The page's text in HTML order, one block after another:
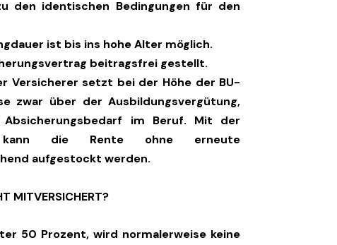
den identischen Bedingungen für den
ist bis ins hohe Alter möglich.
beitragsfrei gestellt.
Versicherer setzt bei der Höhe der BU-
zwar über der Ausbildungsvergütung,
im Beruf. Mit der
kann die Rente ohne erneute
aufgestockt werden.
MITVERSICHERT?
50 Prozent, wird normalerweise keine